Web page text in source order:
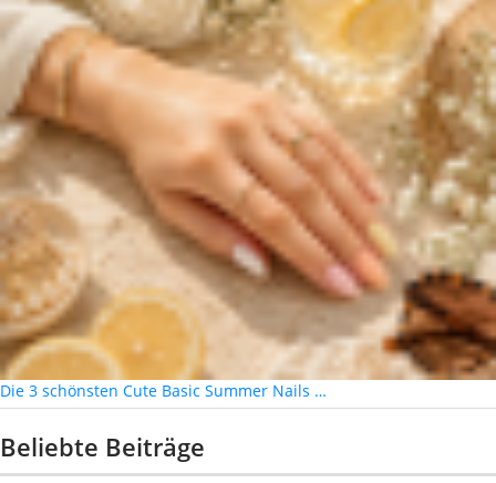
Die 3 schönsten Cute Basic Summer Nails …
Beliebte Beiträge